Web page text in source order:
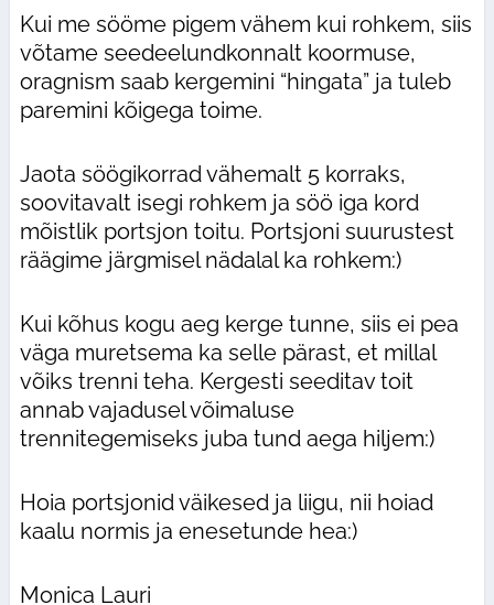
Kui me sööme pigem vähem kui rohkem, siis
võtame seedeelundkonnalt koormuse,
oragnism saab kergemini “hingata” ja tuleb
paremini kõigega toime.
Jaota söögikorrad vähemalt 5 korraks,
soovitavalt isegi rohkem ja söö iga kord
mõistlik portsjon toitu. Portsjoni suurustest
räägime järgmisel nädalal ka rohkem:)
Kui kõhus kogu aeg kerge tunne, siis ei pea
väga muretsema ka selle pärast, et millal
võiks trenni teha. Kergesti seeditav toit
annab vajadusel võimaluse
trennitegemiseks juba tund aega hiljem:)
Hoia portsjonid väikesed ja liigu, nii hoiad
kaalu normis ja enesetunde hea:)
Monica Lauri